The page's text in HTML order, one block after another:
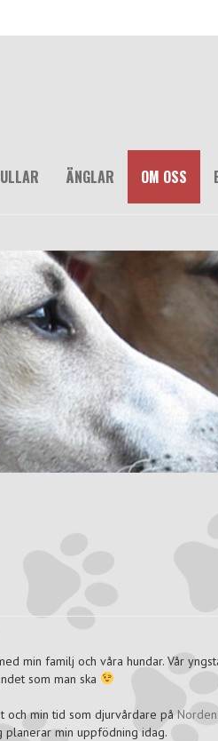
ÄNGLAR OM OSS
min familj och våra hundar. Vår
som man ska
och min tid som djurvårdare på
min uppfödning idag.